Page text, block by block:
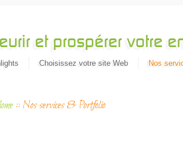
Choisissez votre site Web Nos
:: Nos services & Portfolio